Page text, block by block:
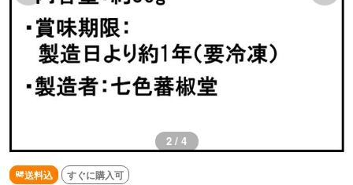
3 / 4
送料込 すぐに購入可